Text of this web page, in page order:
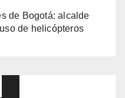
de Bogotá: alcalde
de helicópteros